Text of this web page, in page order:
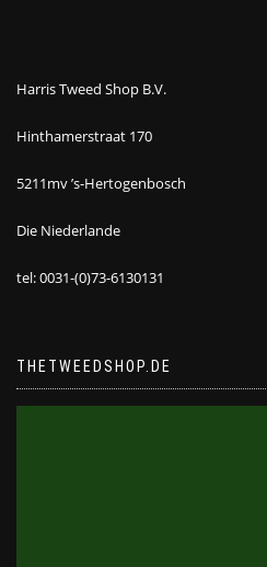
Harris Tweed Shop B.V.
Hinthamerstraat 170
5211mv ’s-Hertogenbosch
Die Niederlande
tel: 0031-(0)73-6130131
THETWEEDSHOP.DE